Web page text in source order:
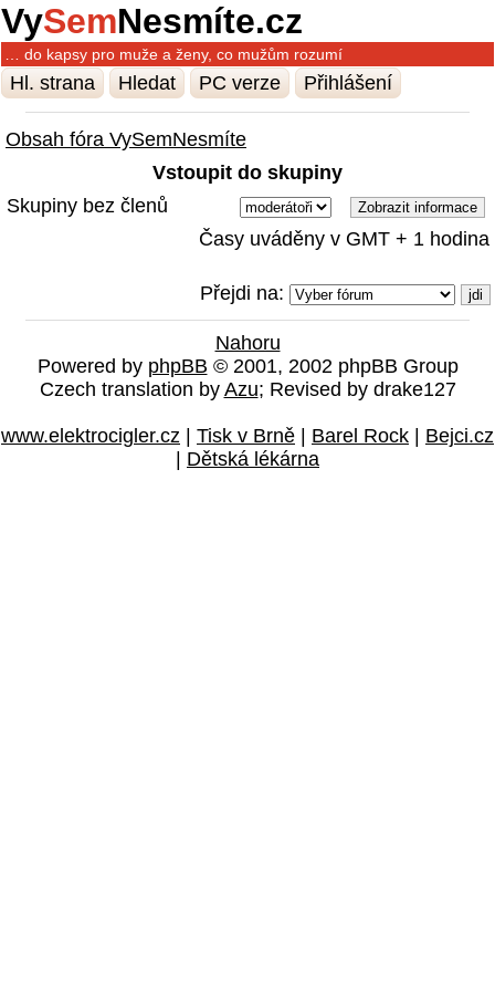
VySemNesmíte.cz
… do kapsy pro muže a ženy, co mužům rozumí
Hl. strana Hledat PC verze Přihlášení
Obsah fóra VySemNesmíte
Vstoupit do skupiny
Skupiny bez členů
Časy uváděny v GMT + 1 hodina
Přejdi na:
Nahoru
Powered by phpBB © 2001, 2002 phpBB Group
Czech translation by Azu; Revised by drake127
www.elektrocigler.cz Tisk v Brně Barel Rock
Bejci.cz
Dětská lékárna